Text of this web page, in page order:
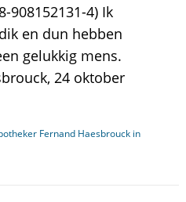
908152131-4) Ik
en dun hebben
gelukkig mens.
24 oktober
Fernand Haesbrouck in